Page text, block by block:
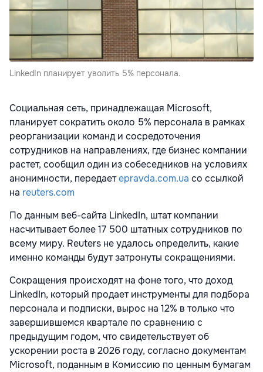
LinkedIn планирует уволить 5% персонала.
Социальная сеть, принадлежащая Microsoft,
планирует сократить около 5% персонала в рамках
реорганизации команд и сосредоточения
сотрудников на направлениях, где бизнес компании
растет, сообщил один из собеседников на условиях
анонимности, передаетepravda.com.ua со ссылкой
на reuters.com
По данным веб-сайта LinkedIn, штат компании
насчитывает более 17 500 штатных сотрудников по
всему миру. Reuters не удалось определить, какие
именно команды будут затронуты сокращениями.
Сокращения происходят на фоне того, что доход
LinkedIn, который продает инструменты для подбора
персонала и подписки, вырос на 12% в только что
завершившемся квартале по сравнению с
предыдущим годом, что свидетельствует об
ускорении роста в 2026 году, согласно документам
Microsoft, поданным в Комиссию по ценным бумагам